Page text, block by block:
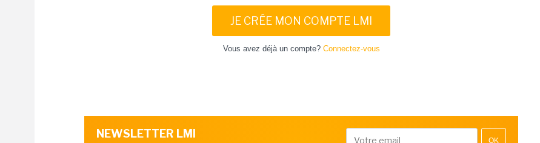
JE CRÉE MON COMPTE LMI
Vous avez déjà un compte? Connectez-vous
NEWSLETTER LMI
OK